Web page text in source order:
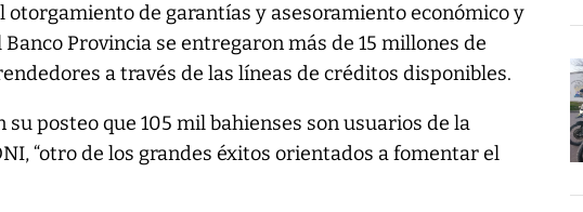
otorgamiento de garantías y asesoramiento económico y
Provincia se entregaron más de 15 millones de
a través de las líneas de créditos disponibles.
posteo que 105 mil bahienses son usuarios de la
“otro de los grandes éxitos orientados a fomentar el